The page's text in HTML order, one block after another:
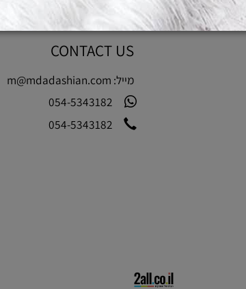
CONTACT US
מייל:m@mdadashian.com
054-5343182